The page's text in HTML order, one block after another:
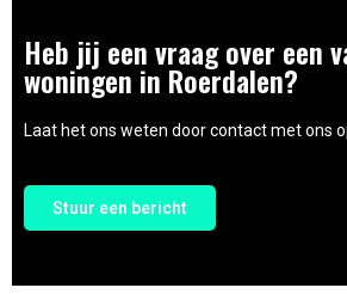
Heb jij een vraag over een
woningen in Roerdalen?
Laat het ons weten door contact met ons
Stuur een bericht